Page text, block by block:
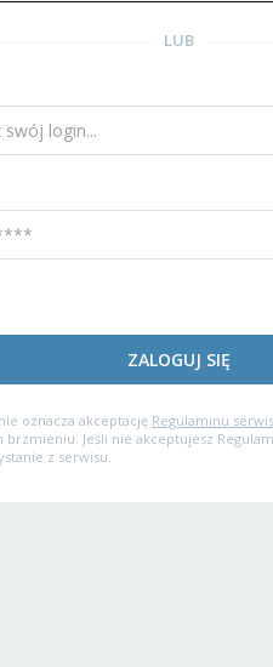
LUB
ZALOGUJ SIĘ
oznacza akceptację Regulaminu
brzmieniu. Jeśli nie akceptujesz
z serwisu.